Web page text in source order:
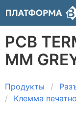
PCB
MM
Продукты
Клемма